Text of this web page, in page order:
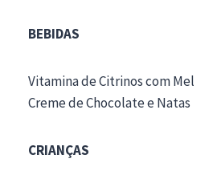
BEBIDAS
Vitamina de Citrinos com Mel
Creme de Chocolate e Natas
CRIANÇAS